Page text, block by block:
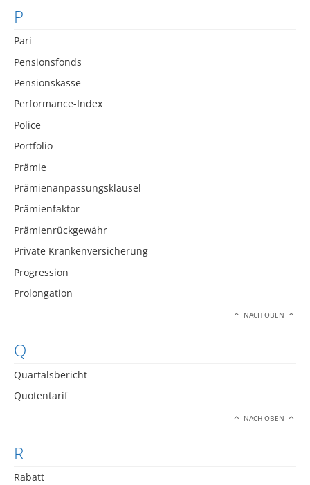
P
Pari
Pensionsfonds
Pensionskasse
Performance-Index
Police
Portfolio
Prämie
Prämienanpassungsklausel
Prämienfaktor
Prämienrückgewähr
Private Krankenversicherung
Progression
Prolongation
NACH OBEN
Q
Quartalsbericht
Quotentarif
NACH OBEN
R
Rabatt